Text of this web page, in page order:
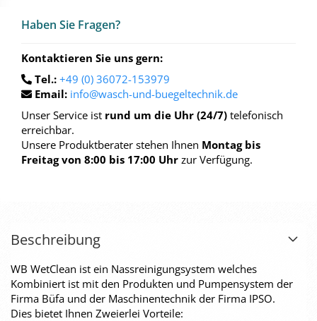
Haben Sie Fra­gen?
Kontaktieren Sie uns gern:
Tel.: +49 (0) 36072-153979
Email: info@wasch-und-buegeltechnik.de
Unser Service ist rund um die Uhr (24/7) telefonisch
erreichbar.
Unsere Produktberater stehen Ihnen Montag bis
Freitag von 8:00 bis 17:00 Uhr zur Verfügung.
Beschreibung
WB WetClean ist ein Nassreinigungsystem welches
Kombiniert ist mit den Produkten und Pumpensystem der
Firma Büfa und der Maschinentechnik der Firma IPSO.
Dies bietet Ihnen Zweierlei Vorteile: